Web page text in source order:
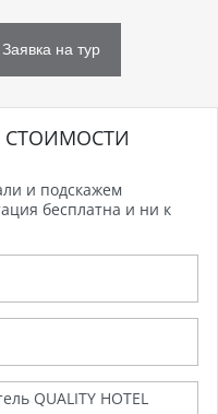
на тур
СТОИМОСТИ
и подскажем
бесплатна и ни к